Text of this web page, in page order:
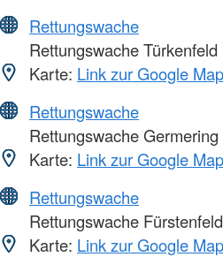
Rettungswache
Rettungswache Türkenfeld
Karte: Link zur Google
Rettungswache
Rettungswache Germering
Karte: Link zur Google
Rettungswache
Rettungswache
Karte: Link zur Google